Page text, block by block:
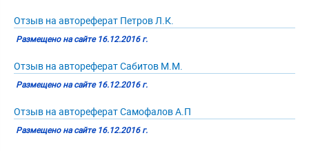
Отзыв на автореферат Петров Л.К.
Размещено на сайте 16.12.2016 г.
Отзыв на автореферат Сабитов М.М.
Размещено на сайте 16.12.2016 г.
Отзыв на автореферат Самофалов А.П
Размещено на сайте 16.12.2016 г.